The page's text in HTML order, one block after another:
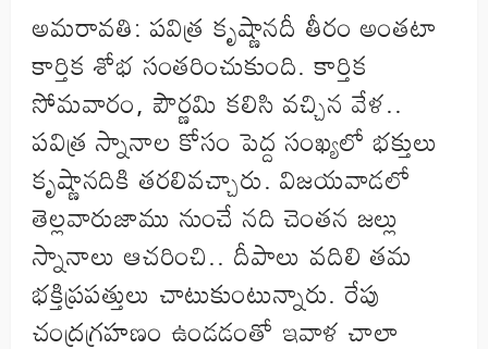
అమరావతి: పవిత్ర కృష్ణానదీ తీరం అంతటా
కార్తిక శోభ సంతరించుకుంది. కార్తిక
సోమవారం, పౌర్ణమి కలిసి వచ్చిన వేళ..
పవిత్ర స్నానాల కోసం పెద్ద సంఖ్యలో భక్తులు
కృష్ణానదికి తరలివచ్చారు. విజయవాడలో
తెల్లవారుజాము నుంచే నది చెంతన జల్లు
స్నానాలు ఆచరించి.. దీపాలు వదిలి తమ
భక్తిప్రపత్తులు చాటుకుంటున్నారు. రేపు
చంద్రగ్రహణం ఉండడంతో ఇవాళ చాలా